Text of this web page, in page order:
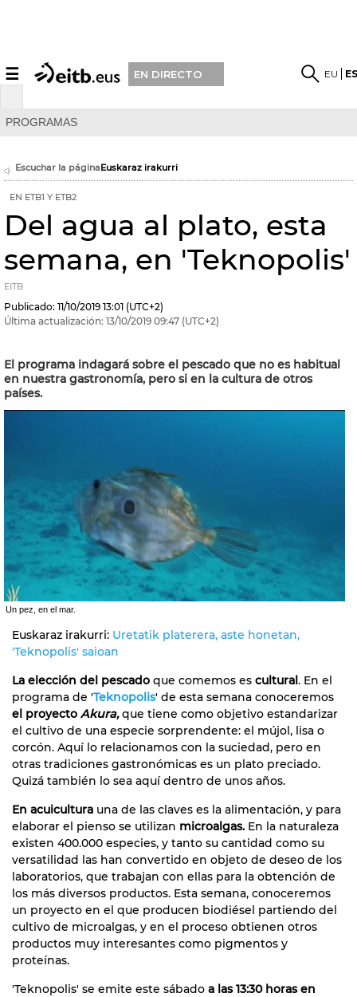
☰ EN DIRECTO EU
PROGRAMAS
Escuchar la páginaEuskaraz irakurri
EN ETB1 Y ETB2
Del agua al plato, esta
semana, en 'Teknopolis'
EITB
Publicado: 11/10/2019 13:01 (UTC+2)
Última actualización: 13/10/2019 09:47 (UTC+2)
El programa indagará sobre el pescado que no es habitual
en nuestra gastronomía, pero si en la cultura de otros
países.
Un pez, en el mar.
Euskaraz irakurri: Uretatik platerera, aste honetan,
'Teknopolis' saioan
La elección del pescado que comemos es cultural. En el
programa de 'Teknopolis' de esta semana conoceremos
el proyecto Akura,que tiene como objetivo estandarizar
el cultivo de una especie sorprendente: el mújol, lisa o
corcón. Aquí lo relacionamos con la suciedad, pero en
otras tradiciones gastronómicas es un plato preciado.
Quizá también lo sea aquí dentro de unos años.
En acuicultura una de las claves es la alimentación, y para
elaborar el pienso se utilizan microalgas. En la naturaleza
existen 400.000 especies, y tanto su cantidad como su
versatilidad las han convertido en objeto de deseo de los
laboratorios, que trabajan con ellas para la obtención de
los más diversos productos. Esta semana, conoceremos
un proyecto en el que producen biodiésel partiendo del
cultivo de microalgas, y en el proceso obtienen otros
productos muy interesantes como pigmentos y
proteínas.
'Teknopolis' se emite este sábado a las 13:30 horas en